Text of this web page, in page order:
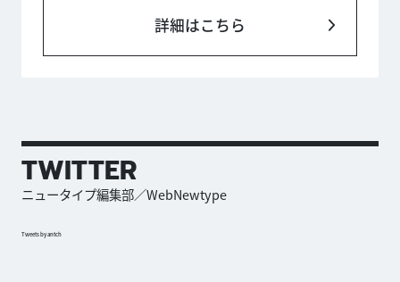
詳細はこちら
TWITTER
ニュータイプ編集部／WebNewtype
Tweets by antch